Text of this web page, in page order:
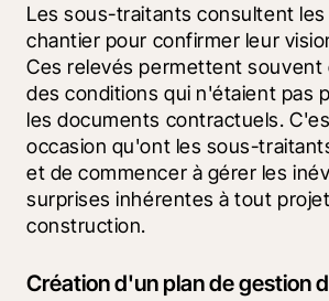
Les sous-traitants consultent les
chantier pour confirmer leur
Ces relevés permettent souvent
des conditions qui n'étaient pas
les documents contractuels.
occasion qu'ont les sous-
et de commencer à gérer les
surprises inhérentes à tout
construction.
Création d'un plan de gestion